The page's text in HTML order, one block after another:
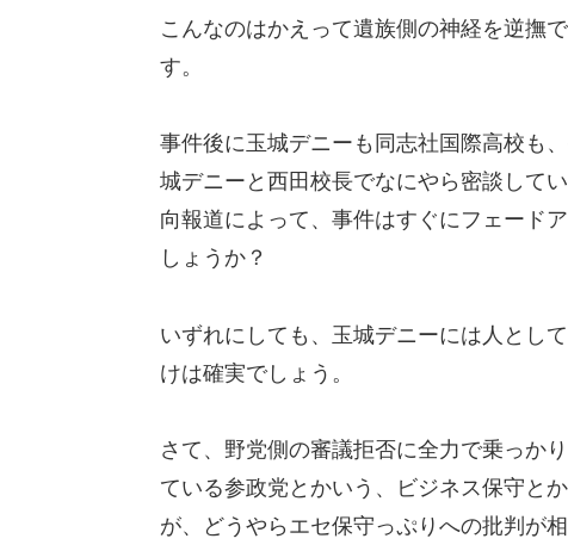
こんなのはかえって遺族側の神経を逆撫
す。
事件後に玉城デニーも同志社国際高校も
城デニーと西田校長でなにやら密談して
向報道によって、事件はすぐにフェード
しょうか？
いずれにしても、玉城デニーには人とし
けは確実でしょう。
さて、野党側の審議拒否に全力で乗っか
ている参政党とかいう、ビジネス保守と
が、どうやらエセ保守っぷりへの批判が